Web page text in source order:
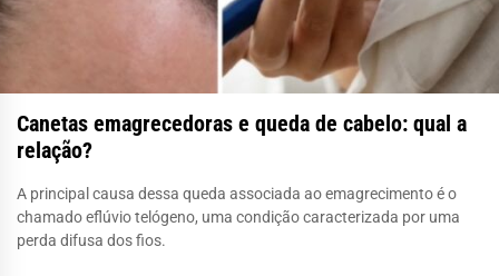
Canetas emagrecedoras e queda de cabelo: qual a
relação?
A principal causa dessa queda associada ao emagrecimento é o
chamado eflúvio telógeno, uma condição caracterizada por uma
perda difusa dos fios.